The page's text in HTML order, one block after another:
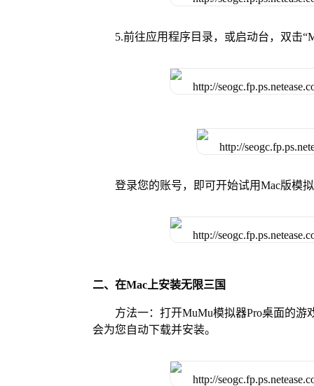
5.前往应用程序目录，或启动台，双击
登录您的账号，即可开始试用Mac版模
二、在Mac上安装无限三国
方法一：打开MuMu模拟器Pro桌面的
会为您自动下载并安装。